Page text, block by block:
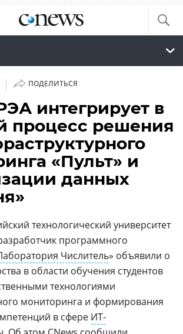
| ПОДЕЛИТЬСЯ
интегрирует в
процесс решения
«Пульт» и
данных
технологический университет
программного
Числитель» объявили о
в области обучения студентов
технологиями
мониторинга и формирования
в сфере ИТ-